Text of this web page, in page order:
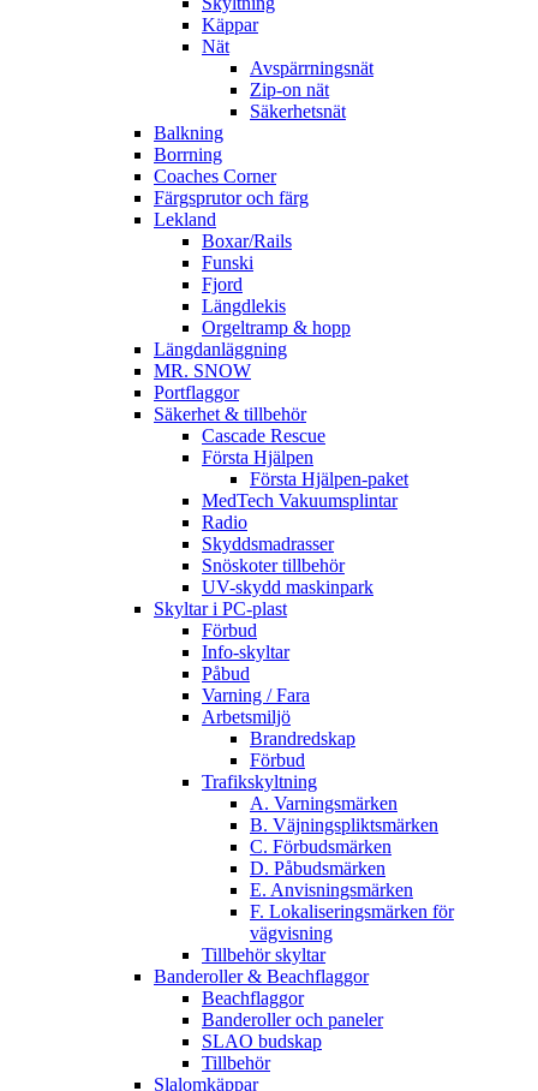
Käppar
Nät
Avspärrningsnät
Zip-on nät
Säkerhetsnät
Balkning
Borrning
Coaches Corner
Färgsprutor och färg
Lekland
Boxar/Rails
Funski
Fjord
Längdlekis
Orgeltramp & hopp
Längdanläggning
MR. SNOW
Portflaggor
Säkerhet & tillbehör
Cascade Rescue
Första Hjälpen
Första Hjälpen-paket
MedTech Vakuumsplintar
Radio
Skyddsmadrasser
Snöskoter tillbehör
UV-skydd maskinpark
Skyltar i PC-plast
Förbud
Info-skyltar
Påbud
Varning / Fara
Arbetsmiljö
Brandredskap
Förbud
Trafikskyltning
A. Varningsmärken
B. Väjningspliktsmärken
C. Förbudsmärken
D. Påbudsmärken
E. Anvisningsmärken
F. Lokaliseringsmärken för
vägvisning
Tillbehör skyltar
Banderoller & Beachflaggor
Beachflaggor
Banderoller och paneler
SLAO budskap
Tillbehör
Slalomkäppar